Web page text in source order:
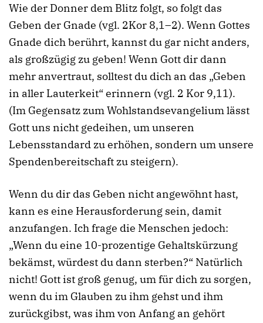
Wie der Donner dem Blitz folgt, so folgt das
Geben der Gnade (vgl. 2Kor 8,1–2). Wenn Gottes
Gnade dich berührt, kannst du gar nicht anders,
als großzügig zu geben! Wenn Gott dir dann
mehr anvertraut, solltest du dich an das „Geben
in aller Lauterkeit“ erinnern (vgl. 2 Kor 9,11).
(Im Gegensatz zum Wohlstandsevangelium lässt
Gott uns nicht gedeihen, um unseren
Lebensstandard zu erhöhen, sondern um unsere
Spendenbereitschaft zu steigern).
Wenn du dir das Geben nicht angewöhnt hast,
kann es eine Herausforderung sein, damit
anzufangen. Ich frage die Menschen jedoch:
„Wenn du eine 10-prozentige Gehaltskürzung
bekämst, würdest du dann sterben?“ Natürlich
nicht! Gott ist groß genug, um für dich zu sorgen,
wenn du im Glauben zu ihm gehst und ihm
zurückgibst, was ihm von Anfang an gehört